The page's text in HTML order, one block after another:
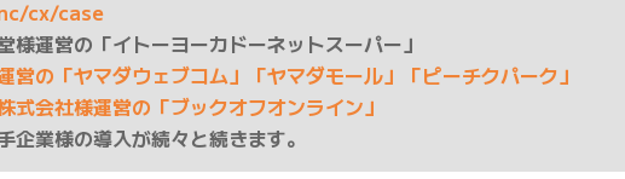
cx/case
様運営の「イトーヨーカドーネットスーパー」
営の「ヤマダウェブコム」「ヤマダモール」「ピーチクパーク」
式会社様運営の「ブックオフオンライン」
企業様の導入が続々と続きます。